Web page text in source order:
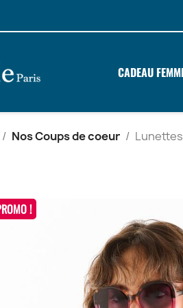
CADEAU
Nos Coups de coeur Lunettes
!